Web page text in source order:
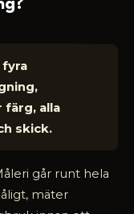
färg, alla
skick.
går runt hela
mäter